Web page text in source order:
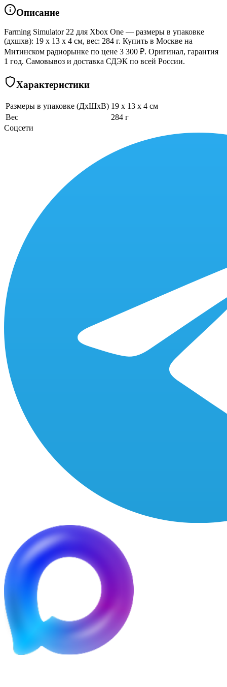
Описание
Farming Simulator 22 для Xbox One — размеры в упаковке
(дхшхв): 19 x 13 x 4 см, вес: 284 г. Купить в Москве на
Митинском радиорынке по цене 3 300 ₽. Оригинал, гарантия
1 год. Самовывоз и доставка СДЭК по всей России.
Характеристики
Размеры в упаковке (ДхШхВ) 19 x 13 x 4 см
Вес
284 г
Соцсети